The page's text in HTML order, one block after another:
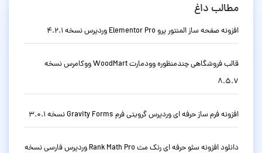
مطالب داغ
افزونه صفحه ساز المنتور پرو Elementor Pro وردپرس نسخه 4.2.1
قالب فروشگاهی چندمنظوره وودمارت WoodMart ووکامرس نسخه
8.5.7
افزونه فرم ساز حرفه ای وردپرس گرویتی فرم Gravity Forms نسخه 3.0.1
دانلود افزونه سئو حرفه ای رنک مث Rank Math Pro وردپرس فارسی نسخه